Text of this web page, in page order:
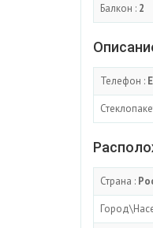
Балкон : 2
Телефон :
Страна :